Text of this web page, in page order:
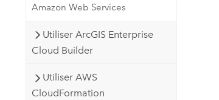
Amazon Web Services
Utiliser ArcGIS Enterprise
Cloud Builder
Utiliser AWS
CloudFormation